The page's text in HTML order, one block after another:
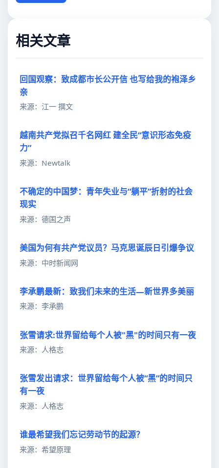
相关文章
回国观察：致成都市长公开信 也写给我的袍泽乡
亲
来源：江一 撰文
越南共产党拟召千名网红 建全民“意识形态免疫
力”
来源：Newtalk
不确定的中国梦：青年失业与“躺平”折射的社会
现实
来源：德国之声
美国为何有共产党议员？马克思诞辰日引爆争议
来源：中时新闻网
李承鹏最新：致我们未来的生活—新世界多美丽
来源：李承鹏
张雪请求:世界留给每个人被"黑"的时间只有一夜
来源：人格志
张雪发出请求：世界留给每个人被“黑”的时间只
有一夜
来源：人格志
谁最希望我们忘记劳动节的起源？
来源：希望原理